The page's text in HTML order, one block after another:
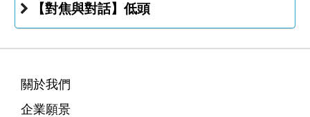
【對焦與對話】低頭
關於我們
企業願景